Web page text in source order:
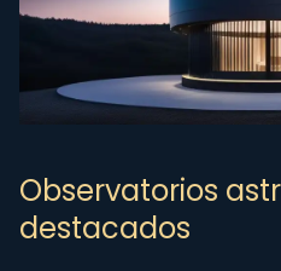
Observatorios
destacados